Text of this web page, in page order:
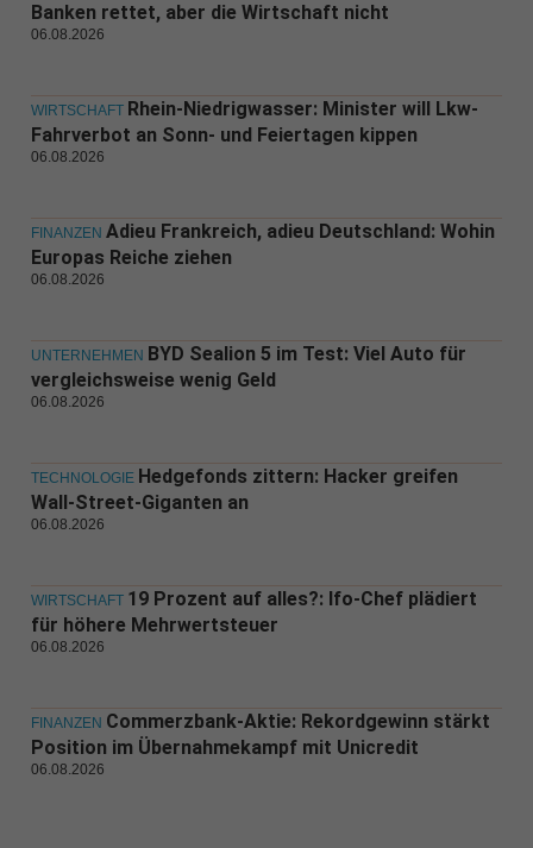
Banken rettet, aber die Wirtschaft nicht
06.08.2026
WIRTSCHAFT Rhein-Niedrigwasser: Minister will Lkw-
Fahrverbot an Sonn- und Feiertagen kippen
06.08.2026
FINANZEN Adieu Frankreich, adieu Deutschland: Wohin
Europas Reiche ziehen
06.08.2026
UNTERNEHMEN BYD Sealion 5 im Test: Viel Auto für
vergleichsweise wenig Geld
06.08.2026
TECHNOLOGIE Hedgefonds zittern: Hacker greifen
Wall-Street-Giganten an
06.08.2026
WIRTSCHAFT 19 Prozent auf alles?: Ifo-Chef plädiert
für höhere Mehrwertsteuer
06.08.2026
FINANZEN Commerzbank-Aktie: Rekordgewinn stärkt
Position im Übernahmekampf mit Unicredit
06.08.2026